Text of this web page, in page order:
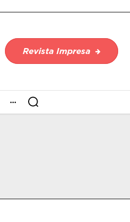
Revista Impresa